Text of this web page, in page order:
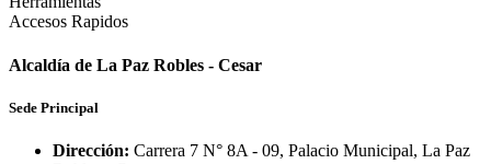
Accesos Rapidos
Alcaldía de La Paz Robles - Cesar
Sede Principal
Dirección: Carrera 7 N° 8A - 09, Palacio Municipal, La Paz